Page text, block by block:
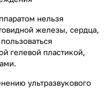
нельзя
железы, сердца,
гелевой пластикой,
ультразвукового